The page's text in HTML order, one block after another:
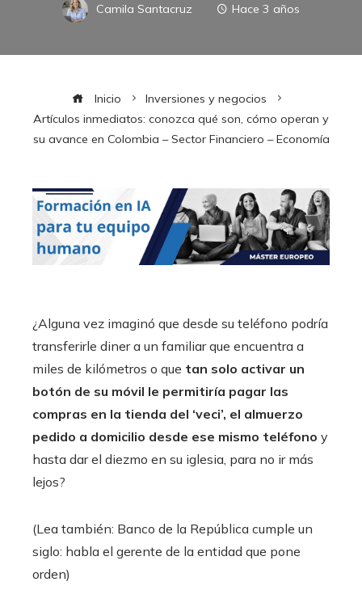
Camila Santacruz Hace 3 años
Inicio
Inversiones y negocios
Artículos inmediatos: conozca qué son, cómo operan y
su avance en Colombia – Sector Financiero – Economía
¿Alguna vez imaginó que desde su teléfono podría
transferirle diner a un familiar que encuentra a
miles de kilómetros o que tan solo activar un
botón de su móvil le permitiría pagar las
compras en la tienda del ‘veci’, el almuerzo
pedido a domicilio desde ese mismo teléfono y
hasta dar el diezmo en su iglesia, para no ir más
lejos?
(Lea también: Banco de la República cumple un
siglo: habla el gerente de la entidad que pone
orden)